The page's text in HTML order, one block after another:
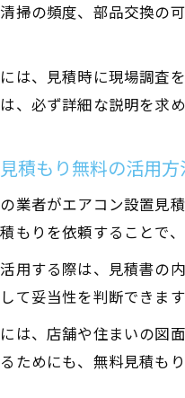
掃の頻度、部品交換の
は、見積時に現場調査
、必ず詳細な説明を求め
積もり無料の活用方
業者がエアコン設置見
もりを依頼することで
用する際は、見積書の
て妥当性を判断できま
は、店舗や住まいの図
ためにも、無料見積も